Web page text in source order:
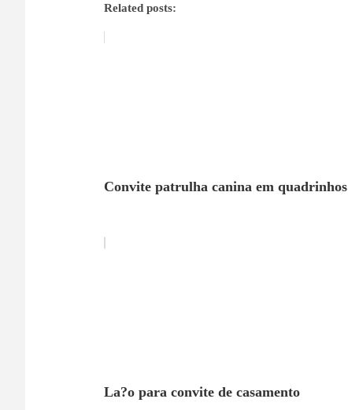
Related posts:
Convite patrulha canina em quadrinhos
La?o para convite de casamento